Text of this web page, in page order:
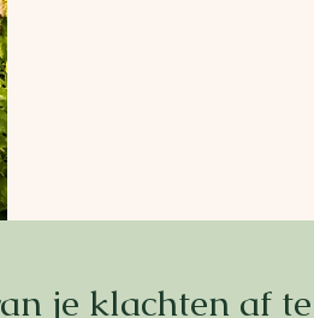
je klachten af